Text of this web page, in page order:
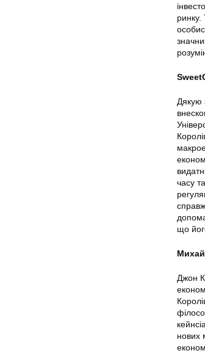
ринку.
Дякую
часу
що
Джон
нових